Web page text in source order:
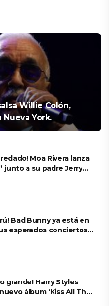
Willie Colón,
York.
Moa Rivera lanza
junto a su padre Jerry
Bad Bunny ya está en
esperados conciertos
grande! Harry Styles
álbum ‘Kiss All The